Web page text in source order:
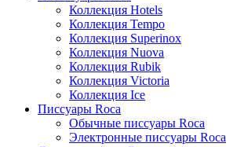
Коллекция Hotels
Коллекция Tempo
Коллекция Superinox
Коллекция Nuova
Коллекция Rubik
Коллекция Victoria
Коллекция Ice
Писсуары Roca
Обычные писсуары Roca
Электронные писсуары Roca